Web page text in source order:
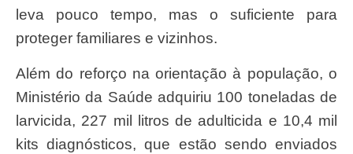
leva pouco tempo, mas o suficiente para
proteger familiares e vizinhos.
Além do reforço na orientação à população, o
Ministério da Saúde adquiriu 100 toneladas de
larvicida, 227 mil litros de adulticida e 10,4 mil
kits diagnósticos, que estão sendo enviados